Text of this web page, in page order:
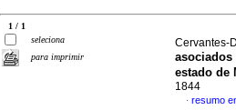
1 / 1
seleciona
para imprimir
Cervantes-
asociados
estado
1844
· resumo